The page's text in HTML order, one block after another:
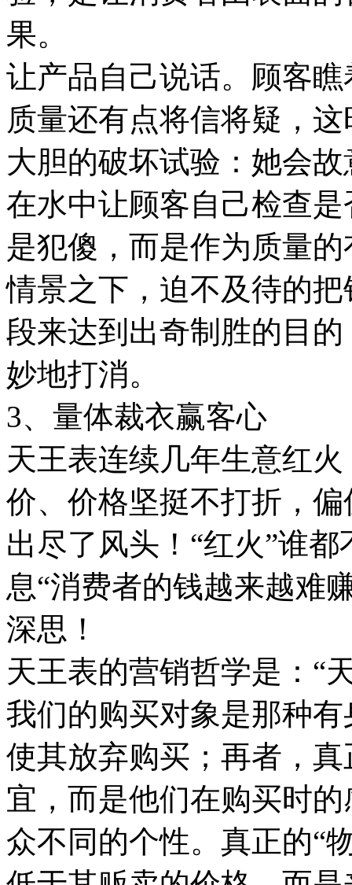
果。
让产品自己说话。顾客
质量还有点将信将疑，
大胆的破坏试验：她会
在水中让顾客自己检查
是犯傻，而是作为质量
情景之下，迫不及待的
段来达到出奇制胜的目
妙地打消。
3、量体裁衣赢客心
天王表连续几年生意红
价、价格坚挺不打折，
出尽了风头！“红火”谁
息“消费者的钱越来越难
深思！
天王表的营销哲学是：“
我们的购买对象是那种
使其放弃购买；再者，
宜，而是他们在购买时
众不同的个性。真正的“